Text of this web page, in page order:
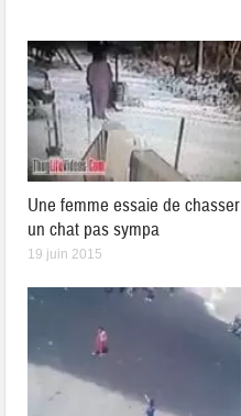
Une femme essaie de chasser
un chat pas sympa
19 juin 2015